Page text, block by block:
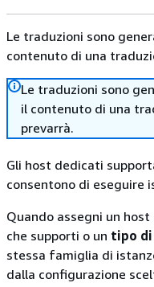
Le traduzioni sono
contenuto di una
Le traduzioni sono
il contenuto di una
prevarrà.
Gli host dedicati
consentono di eseguire
Quando assegni un
che supporti o un tipo di
stessa famiglia di
dalla configurazione